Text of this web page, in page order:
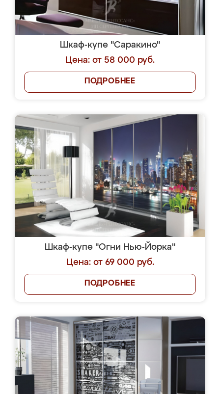
Шкаф-купе "Саракино"
Цена: от 58 000 руб.
ПОДРОБНЕЕ
Шкаф-купе "Огни Нью-Йорка"
Цена: от 69 000 руб.
ПОДРОБНЕЕ